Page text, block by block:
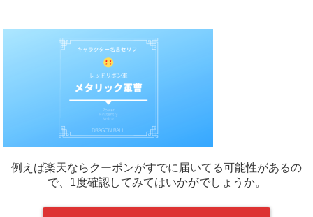
例えば楽天ならクーポンがすでに届いてる可能性があるの
で、1度確認してみてはいかがでしょうか。